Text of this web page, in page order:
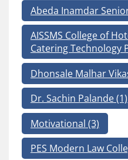
Abeda Inamdar
AISSMS College of
Catering Technology
Dhonsale Malhar
Dr. Sachin Palande(1)
Motivational (3)
PES Modern Law